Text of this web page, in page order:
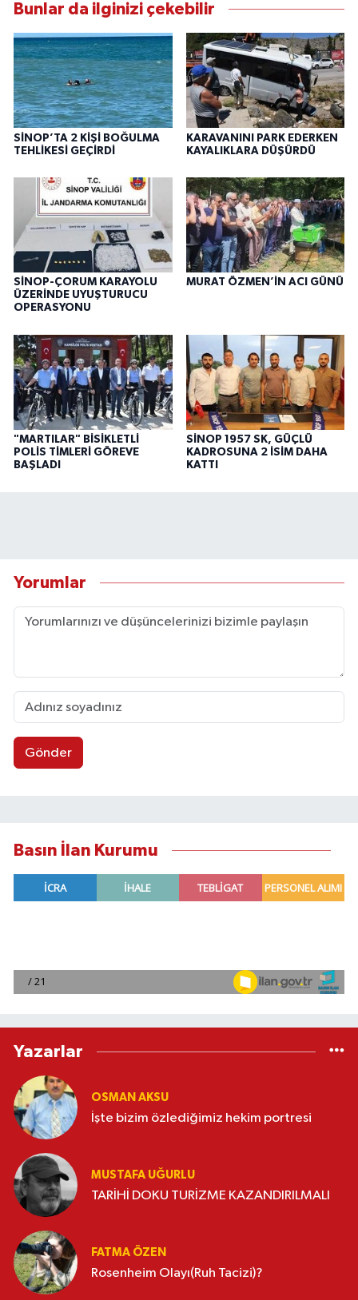
Bunlar da ilginizi çekebilir
SİNOP’TA 2 KİŞİ BOĞULMA
TEHLİKESİ GEÇİRDİ
KARAVANINI PARK EDERKEN
KAYALIKLARA DÜŞÜRDÜ
SİNOP-ÇORUM KARAYOLU
ÜZERİNDE UYUŞTURUCU
OPERASYONU
MURAT ÖZMEN’İN ACI GÜNÜ
"MARTILAR" BİSİKLETLİ
POLİS TİMLERİ GÖREVE
BAŞLADI
SİNOP 1957 SK, GÜÇLÜ
KADROSUNA 2 İSİM DAHA
KATTI
Yorumlar
Gönder
Basın İlan Kurumu
Yazarlar
OSMAN AKSU
İşte bizim özlediğimiz hekim portresi
MUSTAFA UĞURLU
TARİHİ DOKU TURİZME KAZANDIRILMALI
FATMA ÖZEN
Rosenheim Olayı(Ruh Tacizi)?